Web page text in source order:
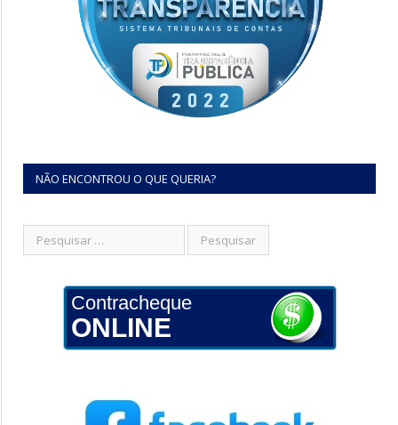
NÃO ENCONTROU O QUE QUERIA?
Contracheque
ONLINE